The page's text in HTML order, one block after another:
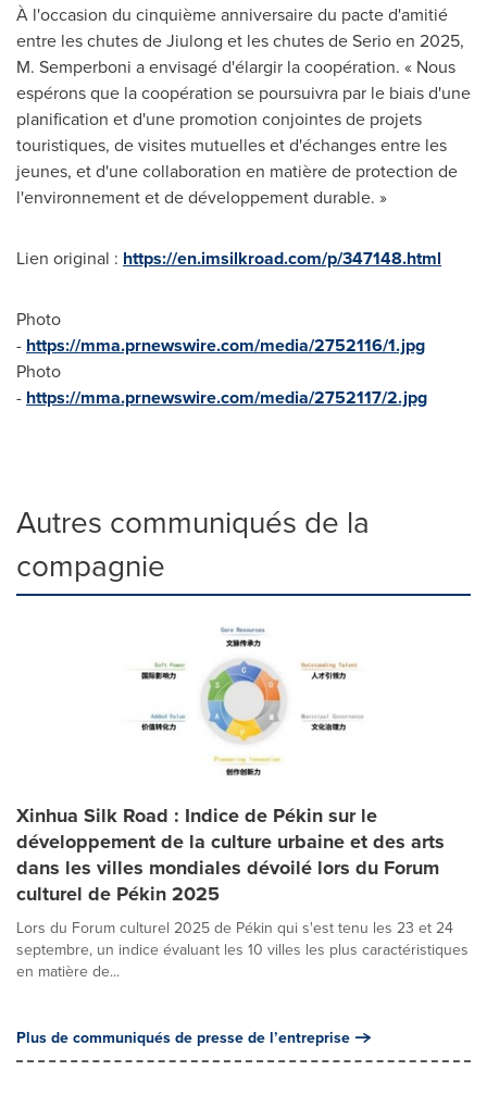
À l'occasion du cinquième anniversaire du pacte d'amitié
entre les chutes de Jiulong et les chutes de Serio en 2025,
M. Semperboni a envisagé d'élargir la coopération. « Nous
espérons que la coopération se poursuivra par le biais d'une
planification et d'une promotion conjointes de projets
touristiques, de visites mutuelles et d'échanges entre les
jeunes, et d'une collaboration en matière de protection de
l'environnement et de développement durable. »
Lien original : https://en.imsilkroad.com/p/347148.html
Photo
- https://mma.prnewswire.com/media/2752116/1.jpg
Photo
- https://mma.prnewswire.com/media/2752117/2.jpg
Autres communiqués de la
compagnie
Xinhua Silk Road : Indice de Pékin sur le
développement de la culture urbaine et des arts
dans les villes mondiales dévoilé lors du Forum
culturel de Pékin 2025
Lors du Forum culturel 2025 de Pékin qui s'est tenu les 23 et 24
septembre, un indice évaluant les 10 villes les plus caractéristiques
en matière de...
Plus de communiqués de presse de l’entreprise